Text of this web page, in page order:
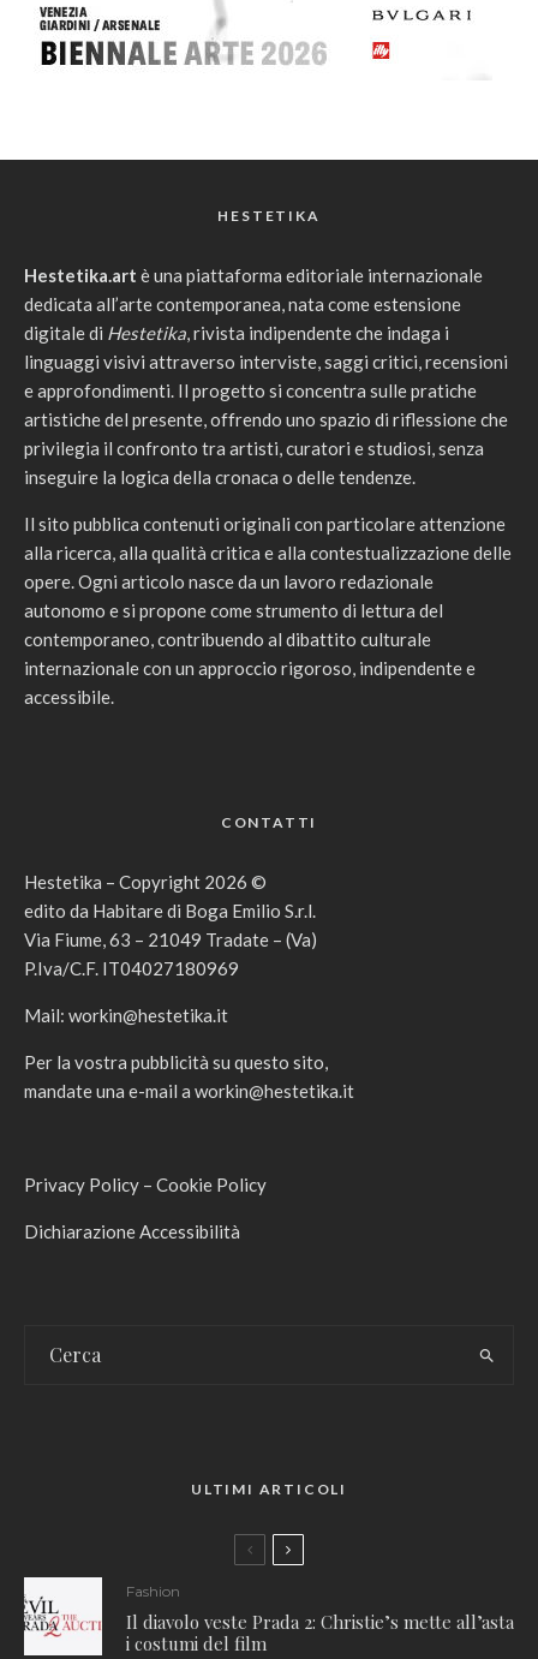
HESTETIKA
Hestetika.art è una piattaforma editoriale internazionale
dedicata all’arte contemporanea, nata come estensione
digitale di Hestetika, rivista indipendente che indaga i
linguaggi visivi attraverso interviste, saggi critici, recensioni
e approfondimenti. Il progetto si concentra sulle pratiche
artistiche del presente, offrendo uno spazio di riflessione che
privilegia il confronto tra artisti, curatori e studiosi, senza
inseguire la logica della cronaca o delle tendenze.
Il sito pubblica contenuti originali con particolare attenzione
alla ricerca, alla qualità critica e alla contestualizzazione delle
opere. Ogni articolo nasce da un lavoro redazionale
autonomo e si propone come strumento di lettura del
contemporaneo, contribuendo al dibattito culturale
internazionale con un approccio rigoroso, indipendente e
accessibile.
CONTATTI
Hestetika – Copyright 2026 ©
edito da Habitare di Boga Emilio S.r.l.
Via Fiume, 63 – 21049 Tradate – (Va)
P.Iva/C.F. IT04027180969
Mail: workin@hestetika.it
Per la vostra pubblicità su questo sito,
mandate una e-mail a workin@hestetika.it
Privacy Policy – Cookie Policy
Dichiarazione Accessibilità
ULTIMI ARTICOLI
Fashion
Il diavolo veste Prada 2: Christie’s mette all’asta
i costumi del film